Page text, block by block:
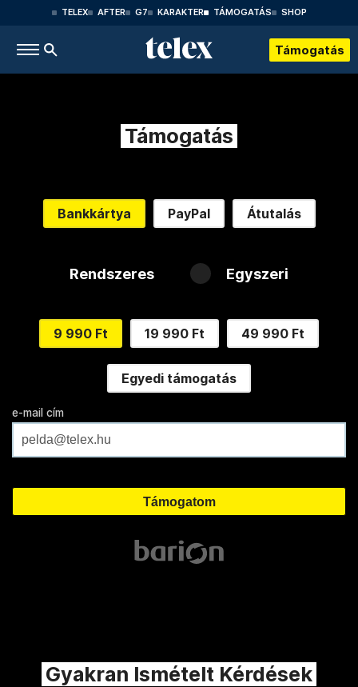
TELEX AFTER G7 KARAKTER TÁMOGATÁS SHOP
Támogatás
Támogatás
Bankkártya PayPal Átutalás
Rendszeres Egyszeri
9 990 Ft 19 990 Ft 49 990 Ft
Egyedi támogatás
e-mail cím
Gyakran Ismételt Kérdések